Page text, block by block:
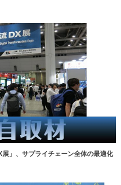
展」、サプライチェーン全体の最適化